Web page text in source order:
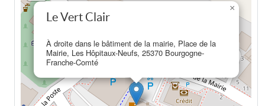
Le Vert Clair
À droite dans le bâtiment de la mairie, Place de la
Mairie, Les Hôpitaux-Neufs, 25370 Bourgogne-
Franche-Comté
×